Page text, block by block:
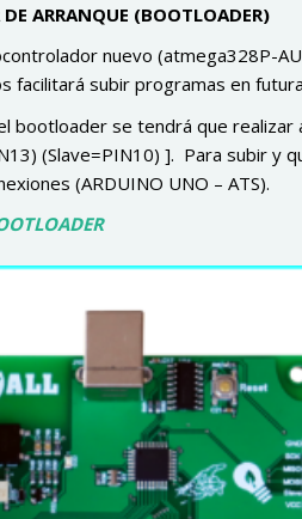
ARRANQUE (BOOTLOADER)
nuevo (atmega328P-
facilitará subir programas en
bootloader se tendrá que
(Slave=PIN10) ]. Para subir y
(ARDUINO UNO – ATS).